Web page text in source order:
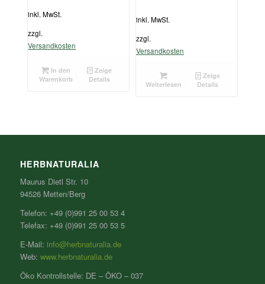
inkl. MwSt.
zzgl.
Versandkosten
In den
Warenkorb
Zeige
Details
inkl. MwSt.
zzgl.
Versandkosten
Weiterlesen
Zeige
Details
HERBNATURALIA
Maurus Dietl Str. 10
94526 Metten/Berg
Telefon: +49 (0)991 25 00 53 4
Telefax: +49 (0)991 25 00 53 5
E-Mail: info@herbnaturalia.de
Web: www.herbnaturalia.de
Öko Kontrollstelle: DE – ÖKO – 037